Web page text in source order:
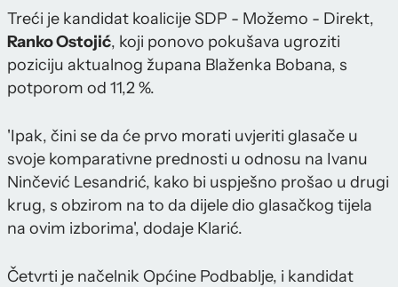
Treći je kandidat koalicije SDP - Možemo - Direkt,
Ranko Ostojić, koji ponovo pokušava ugroziti
poziciju aktualnog župana Blaženka Bobana, s
potporom od 11,2 %.
'Ipak, čini se da će prvo morati uvjeriti glasače u
svoje komparativne prednosti u odnosu na Ivanu
Ninčević Lesandrić, kako bi uspješno prošao u drugi
krug, s obzirom na to da dijele dio glasačkog tijela
na ovim izborima', dodaje Klarić.
Četvrti je načelnik Općine Podbablje, i kandidat